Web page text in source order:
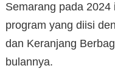
Semarang pada
program yang diisi
dan Keranjang
bulannya.